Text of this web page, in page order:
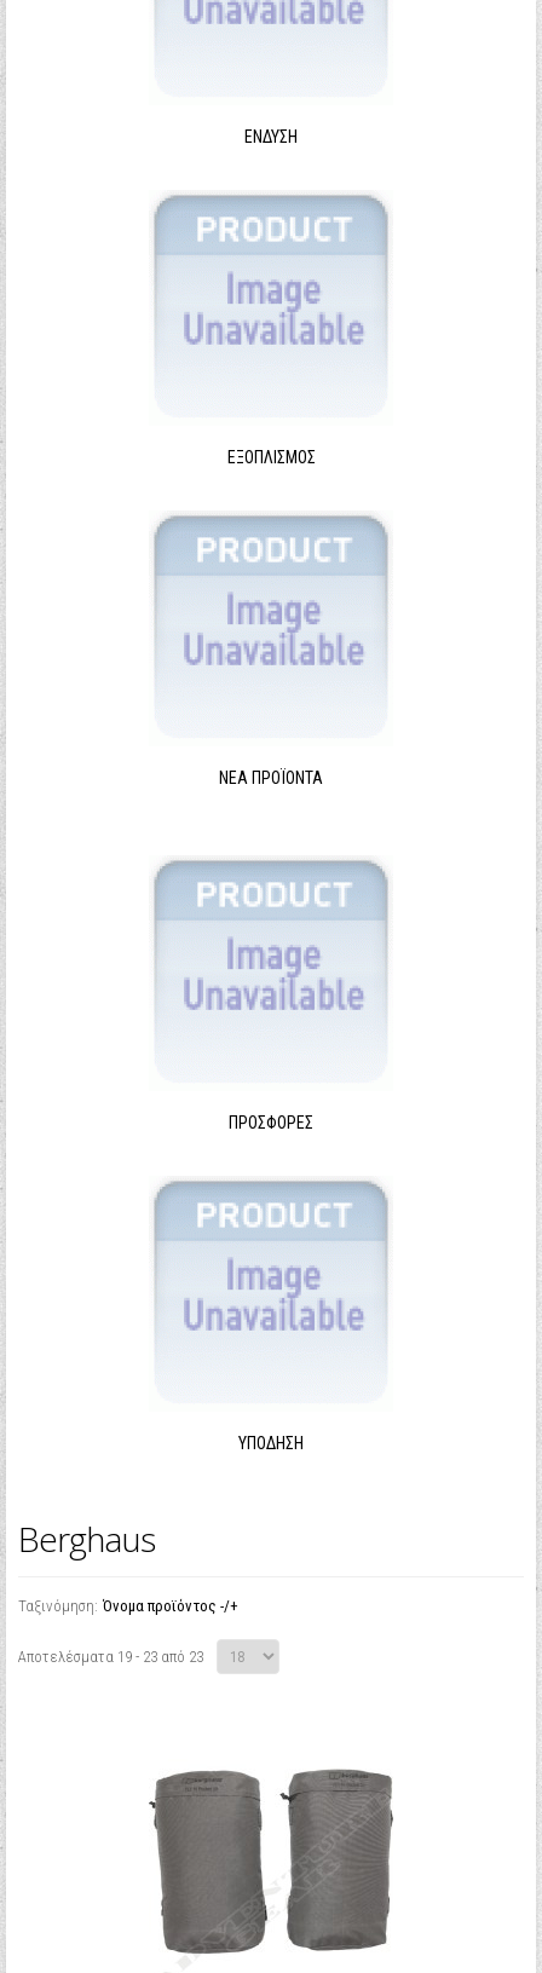
ΈΝΔΥΣΗ
ΕΞΟΠΛΙΣΜΌΣ
ΝΈΑ ΠΡΟΪΌΝΤΑ
ΠΡΟΣΦΟΡΈΣ
ΥΠΌΔΗΣΗ
Berghaus
Ταξινόμηση: Όνομα προϊόντος -/+
Αποτελέσματα 19 - 23 από 23